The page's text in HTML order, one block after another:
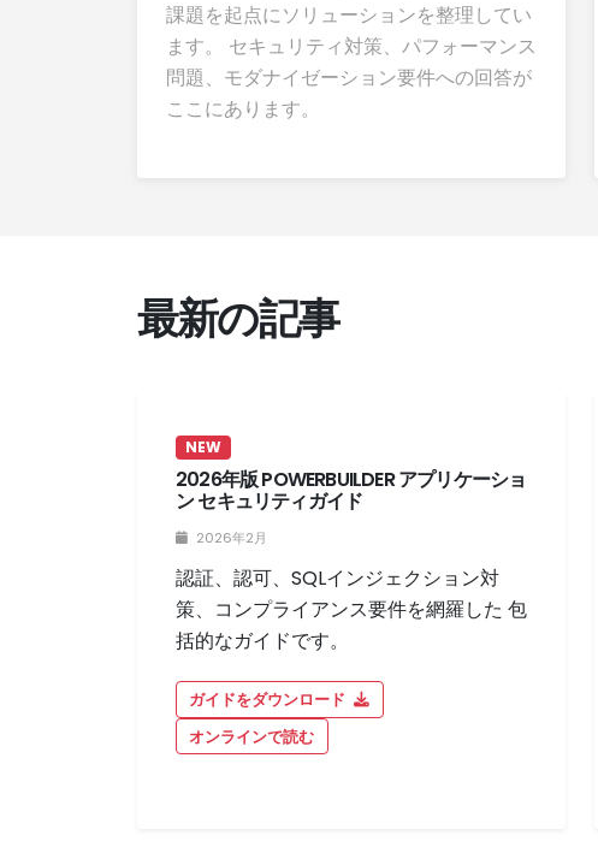
課題を起点にソリューションを整理してい
ます。 セキュリティ対策、パフォーマンス
問題、モダナイゼーション要件への回答が
ここにあります。
最新の記事
NEW
2026年版 POWERBUILDER アプリケーショ
ン セキュリティガイド
2026年2月
認証、認可、SQLインジェクション対
策、コンプライアンス要件を網羅した 包
括的なガイドです。
ガイドをダウンロード
オンラインで読む